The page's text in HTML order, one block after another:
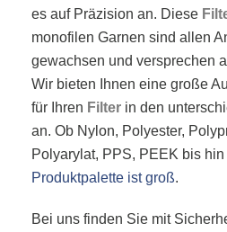
es auf Präzision an. Diese
monofilen Garnen sind allen
gewachsen und versprechen
Wir bieten Ihnen eine große
für Ihren Filter in den
an. Ob Nylon, Polyester,
Polyarylat, PPS, PEEK bis
Produktpalette ist groß.
Bei uns finden Sie mit